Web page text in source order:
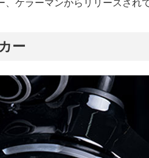
ケラーマンからリリースされ
ー